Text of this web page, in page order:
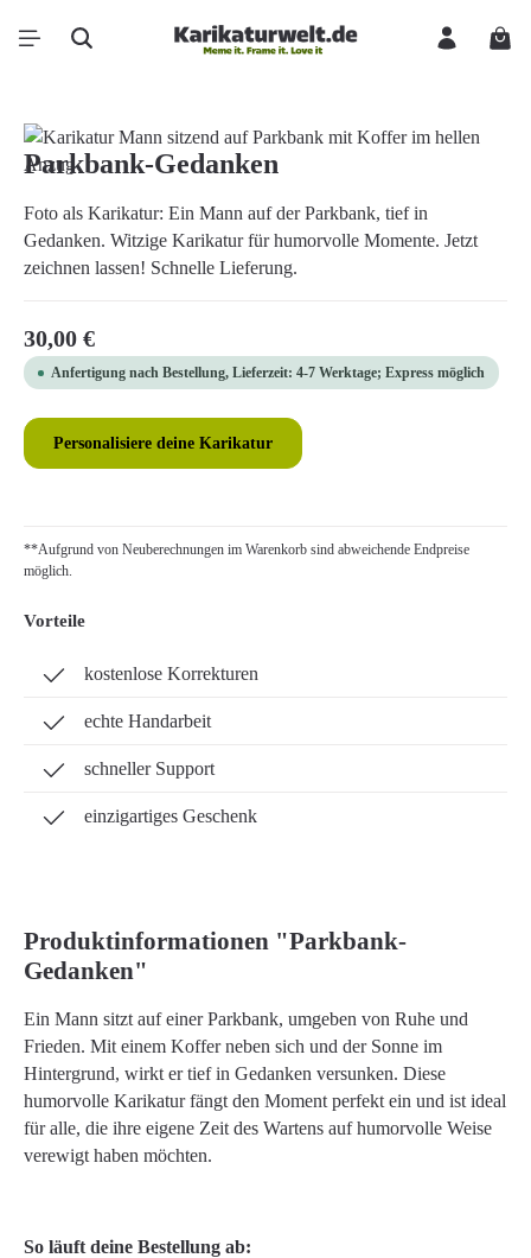
Zum Hauptinhalt springen
Bildergalerie überspringen
Parkbank-Gedanken
Foto als Karikatur: Ein Mann auf der Parkbank, tief in
Gedanken. Witzige Karikatur für humorvolle Momente. Jetzt
zeichnen lassen! Schnelle Lieferung.
Regulärer Preis:
30,00 €
Anfertigung nach Bestellung, Lieferzeit: 4-7 Werktage; Express möglich
Personalisiere deine Karikatur
**Aufgrund von Neuberechnungen im Warenkorb sind abweichende Endpreise
möglich.
Vorteile
kostenlose Korrekturen
echte Handarbeit
schneller Support
einzigartiges Geschenk
Produktinformationen "Parkbank-
Gedanken"
Ein Mann sitzt auf einer Parkbank, umgeben von Ruhe und
Frieden. Mit einem Koffer neben sich und der Sonne im
Hintergrund, wirkt er tief in Gedanken versunken. Diese
humorvolle Karikatur fängt den Moment perfekt ein und ist ideal
für alle, die ihre eigene Zeit des Wartens auf humorvolle Weise
verewigt haben möchten.
So läuft deine Bestellung ab: